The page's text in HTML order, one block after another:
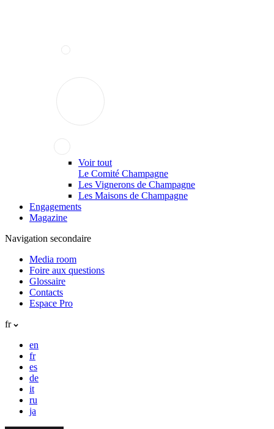
Voir tout
Le Comité Champagne
Les Vignerons de Champagne
Les Maisons de Champagne
Engagements
Magazine
Navigation secondaire
Media room
Foire aux questions
Glossaire
Contacts
Espace Pro
fr
en
fr
es
de
it
ru
ja